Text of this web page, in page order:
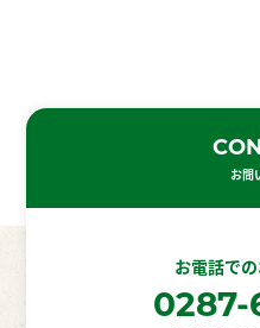
お問
お電話での
0287-